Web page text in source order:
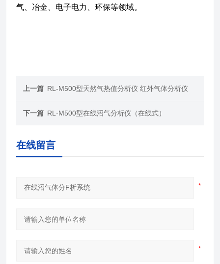
气、冶金、电子电力、环保等领域。
上一篇 RL-M500型天然气热值分析仪 红外气体分析仪
下一篇 RL-M500型在线沼气分析仪（在线式）
在线留言